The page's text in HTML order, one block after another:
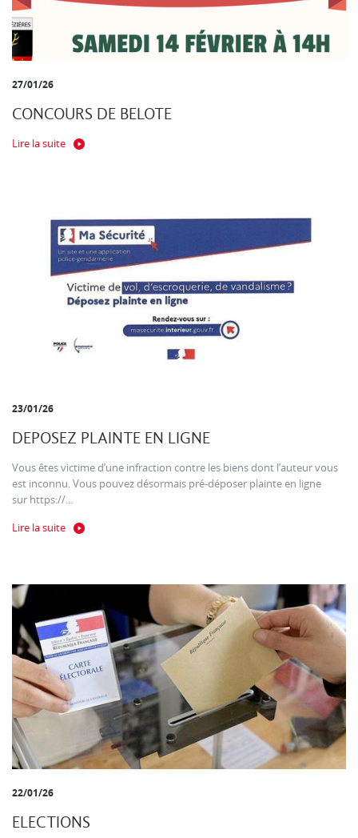
27/01/26
CONCOURS DE BELOTE
Lire la suite
23/01/26
DEPOSEZ PLAINTE EN LIGNE
Vous êtes victime d’une infraction contre les biens dont l’auteur vous
est inconnu. Vous pouvez désormais pré-déposer plainte en ligne
sur https://...
Lire la suite
22/01/26
ELECTIONS